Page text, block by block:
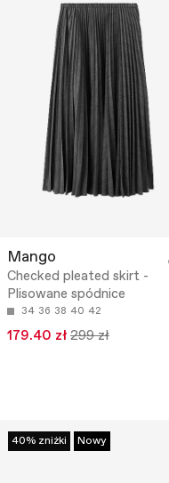
Mango
Checked pleated skirt -
Plisowane spódnice
34 36 38 40 42
179.40 zł 299 zł
40% zniżki Nowy